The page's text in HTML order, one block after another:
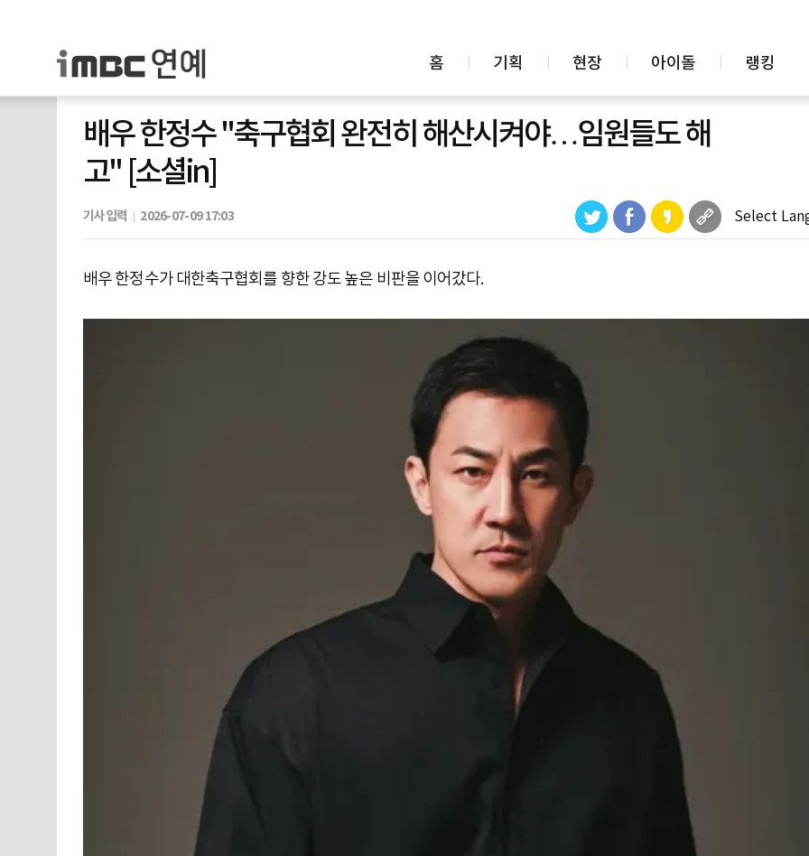
홈 기획 현장 아이돌 랭킹
배우 한정수 "축구협회 완전히 해산시켜야…임원들도 해
고" [소셜in]
기사입력 2026-07-09 17:03 Select
배우 한정수가 대한축구협회를 향한 강도 높은 비판을 이어갔다.